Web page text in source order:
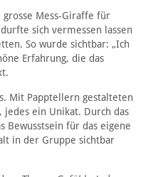
Mess-Giraffe für
sich vermessen lassen
So wurde sichtbar: „Ich
Erfahrung, die das
Mit Papptellern gestalteten
ein Unikat. Durch das
Bewusstsein für das eigene
in der Gruppe sichtbar